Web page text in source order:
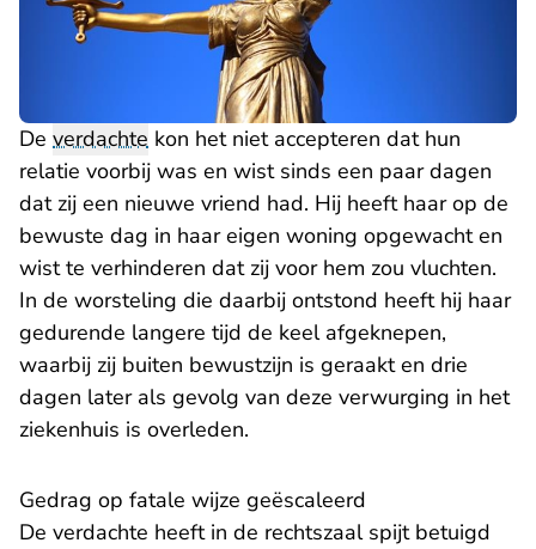
De verdachte kon het niet accepteren dat hun
relatie voorbij was en wist sinds een paar dagen
dat zij een nieuwe vriend had. Hij heeft haar op de
bewuste dag in haar eigen woning opgewacht en
wist te verhinderen dat zij voor hem zou vluchten.
In de worsteling die daarbij ontstond heeft hij haar
gedurende langere tijd de keel afgeknepen,
waarbij zij buiten bewustzijn is geraakt en drie
dagen later als gevolg van deze verwurging in het
ziekenhuis is overleden.
Gedrag op fatale wijze geëscaleerd
De verdachte heeft in de rechtszaal spijt betuigd